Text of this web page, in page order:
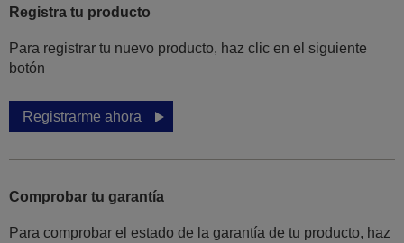
Registra tu producto
Para registrar tu nuevo producto, haz clic en el siguiente
botón
Registrarme ahora
Comprobar tu garantía
Para comprobar el estado de la garantía de tu producto, haz